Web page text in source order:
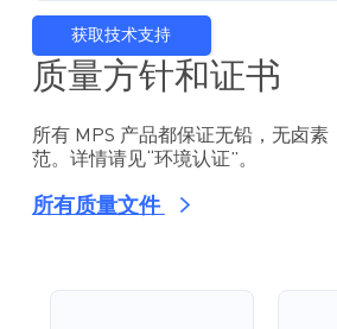
获取技术支持
质量方针和证书
所有 MPS 产品都保证无铅，无卤素
范。详情请见“环境认证”。
所有质量文件